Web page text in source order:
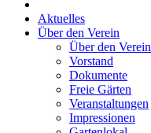
Aktuelles
Über den Verein
Über den Verein
Vorstand
Dokumente
Freie Gärten
Veranstaltungen
Impressionen